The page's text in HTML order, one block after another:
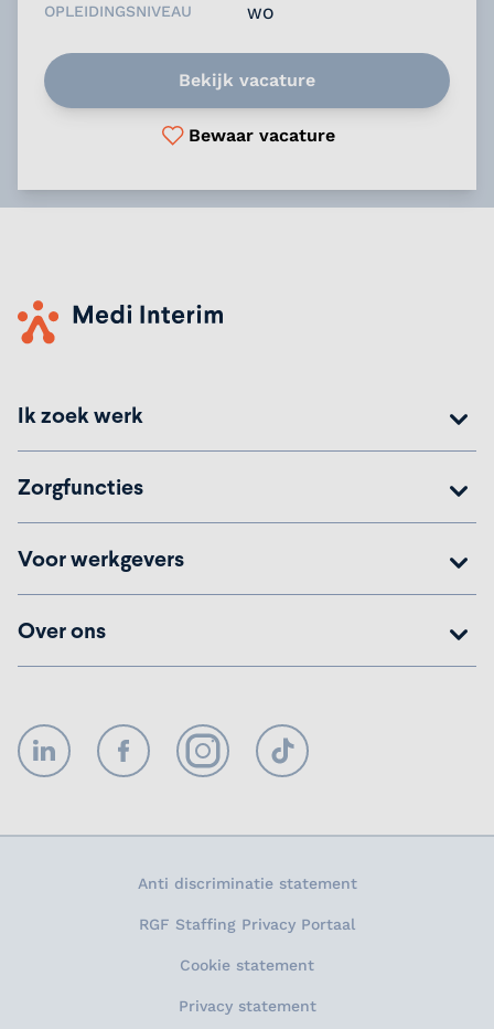
OPLEIDINGSNIVEAU
WO
Bekijk vacature
Bewaar vacature
Ik zoek werk
Zorgfuncties
Voor werkgevers
Over ons
LinkedIn FacebookInstagramTikTok
Anti discriminatie statement
RGF Staffing Privacy Portaal
Cookie statement
Privacy statement